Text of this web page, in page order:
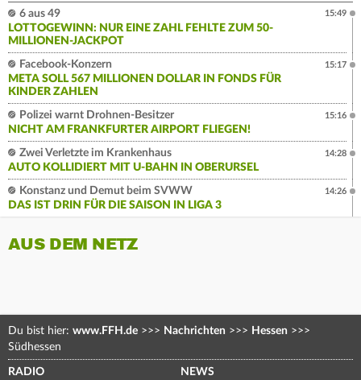
6 aus 49
LOTTOGEWINN: NUR EINE ZAHL FEHLTE ZUM 50-
MILLIONEN-JACKPOT
15:49
Facebook-Konzern
META SOLL 567 MILLIONEN DOLLAR IN FONDS FÜR
KINDER ZAHLEN
15:17
Polizei warnt Drohnen-Besitzer
NICHT AM FRANKFURTER AIRPORT FLIEGEN!
15:16
Zwei Verletzte im Krankenhaus
AUTO KOLLIDIERT MIT U-BAHN IN OBERURSEL
14:28
Konstanz und Demut beim SVWW
DAS IST DRIN FÜR DIE SAISON IN LIGA 3
14:26
AUS DEM NETZ
Du bist hier: www.FFH.de >>> Nachrichten >>> Hessen >>>
Südhessen
RADIO NEWS